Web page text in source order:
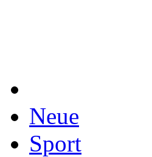
Neue
Sport